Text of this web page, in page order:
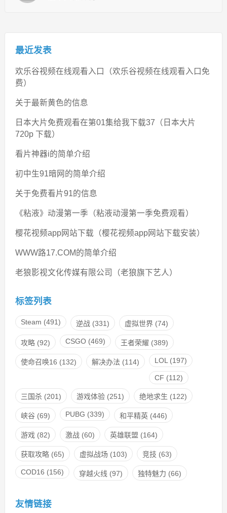
最近发表
欢乐谷视频在线观看入口（欢乐谷视频在线观看入口免
费）
关于最新黄色的信息
日本大片免费观看在第01集给我下载37（日本大片
720p 下载）
看片神器i的简单介绍
初中生91暗网的简单介绍
关于免费看片91的信息
《粘液》动漫第一季（粘液动漫第一季免费观看）
樱花视频app网站下载（樱花视频app网站下载安装）
WWW路17.COM的简单介绍
老狼影视文化传媒有限公司（老狼旗下艺人）
标签列表
Steam (491) 逆战(331) 虚拟世界(74)
攻略(92) CSGO(469) 王者荣耀 (389)
使命召唤16 (132) 解决办法 (114) LOL(197)
CF (112)
三国杀(201) 游戏体验(251) 绝地求生 (122)
峡谷(69) PUBG (339) 和平精英(446)
游戏(82) 激战(60) 英雄联盟 (164)
获取攻略(65) 虚拟战场 (103) 竞技 (63)
COD16 (156) 穿越火线 (97) 独特魅力 (66)
友情链接